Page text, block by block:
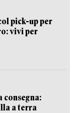
pick-up per
vivi per
consegna:
a terra